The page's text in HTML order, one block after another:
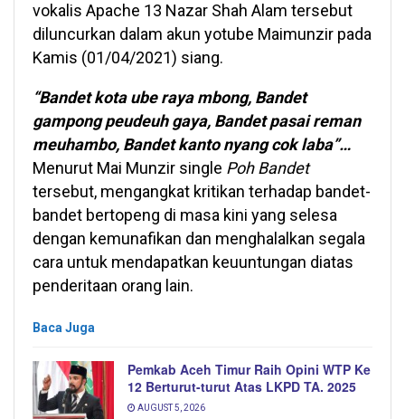
vokalis Apache 13 Nazar Shah Alam tersebut
diluncurkan dalam akun yotube Maimunzir pada
Kamis (01/04/2021) siang.
“Bandet kota ube raya mbong, Bandet
gampong peudeuh gaya, Bandet pasai reman
meuhambo, Bandet kanto nyang cok laba”…
Menurut Mai Munzir single Poh Bandet
tersebut, mengangkat kritikan terhadap bandet-
bandet bertopeng di masa kini yang selesa
dengan kemunafikan dan menghalalkan segala
cara untuk mendapatkan keuuntungan diatas
penderitaan orang lain.
Baca Juga
Pemkab Aceh Timur Raih Opini WTP Ke
12 Berturut-turut Atas LKPD TA. 2025
AUGUST 5, 2026